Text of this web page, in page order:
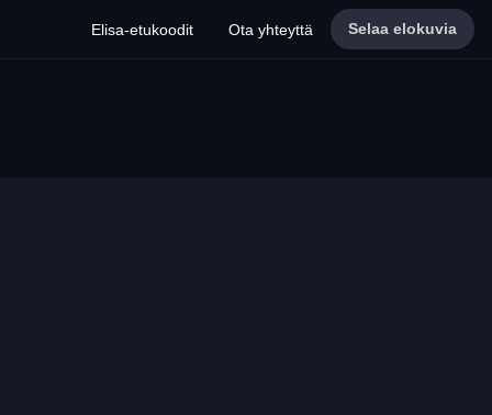
Elisa-etukoodit Ota yhteyttä Selaa elokuvia